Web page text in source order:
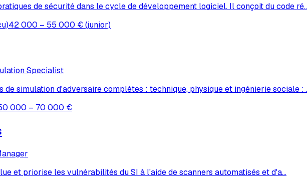
de sécurité dans le cycle de développement logiciel. Il conçoit du code ré
42 000 – 55 000 € (junior)
Specialist
de simulation d'adversaire complètes : technique, physique et ingénierie sociale :
000 – 70 000 €
et priorise les vulnérabilités du SI à l'aide de scanners automatisés et d'a…